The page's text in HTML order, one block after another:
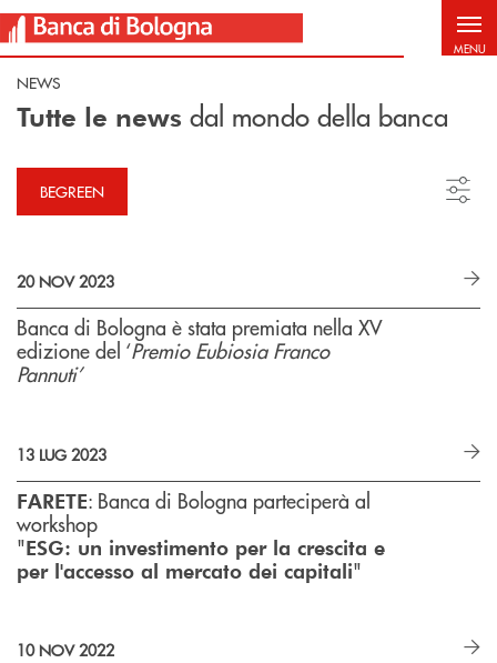
Salta al contenuto principale
MENU
NEWS
Tutte le news dal mondo della banca
BEGREEN
20 NOV 2023
Banca di Bologna è stata premiata nella XV
edizione del ‘Premio Eubiosia Franco
Pannuti’
13 LUG 2023
FARETE: Banca di Bologna parteciperà al
workshop
"ESG: un investimento per la crescita e
per l'accesso al mercato dei capitali"
10 NOV 2022